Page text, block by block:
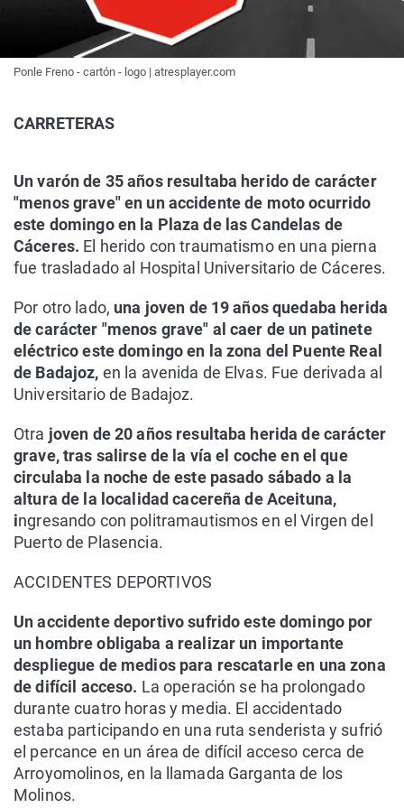
Ponle Freno - cartón - logo | atresplayer.com
CARRETERAS
Un varón de 35 años resultaba herido de carácter
"menos grave" en un accidente de moto ocurrido
este domingo en la Plaza de las Candelas de
Cáceres. El herido con traumatismo en una pierna
fue trasladado al Hospital Universitario de Cáceres.
Por otro lado, una joven de 19 años quedaba herida
de carácter "menos grave" al caer de un patinete
eléctrico este domingo en la zona del Puente Real
de Badajoz, en la avenida de Elvas. Fue derivada al
Universitario de Badajoz.
Otra joven de 20 años resultaba herida de carácter
grave, tras salirse de la vía el coche en el que
circulaba la noche de este pasado sábado a la
altura de la localidad cacereña de Aceituna,
ingresando con politramautismos en el Virgen del
Puerto de Plasencia.
ACCIDENTES DEPORTIVOS
Un accidente deportivo sufrido este domingo por
un hombre obligaba a realizar un importante
despliegue de medios para rescatarle en una zona
de difícil acceso. La operación se ha prolongado
durante cuatro horas y media. El accidentado
estaba participando en una ruta senderista y sufrió
el percance en un área de difícil acceso cerca de
Arroyomolinos, en la llamada Garganta de los
Molinos.